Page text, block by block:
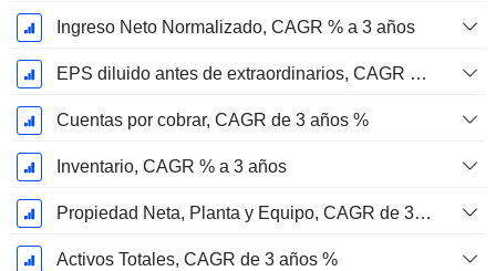
Ingreso Neto Normalizado, CAGR % a 3 años
EPS diluido antes de extraordinarios, CAGR de 3 años %
Cuentas por cobrar, CAGR de 3 años %
Inventario, CAGR % a 3 años
Propiedad Neta, Planta y Equipo, CAGR de 3 Años %
Activos Totales, CAGR de 3 años %